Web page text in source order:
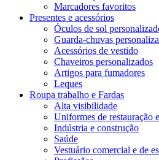
Marcadores favoritos
Presentes e acessórios
Óculos de sol
Guarda-chuvas
Acessórios de vestido
Chaveiros personalizados
Artigos para fumadores
Leques
Roupa trabalho e Fardas
Alta visibilidade
Uniformes de restauração
Indústria e construção
Saúde
Vestuário comercial e de